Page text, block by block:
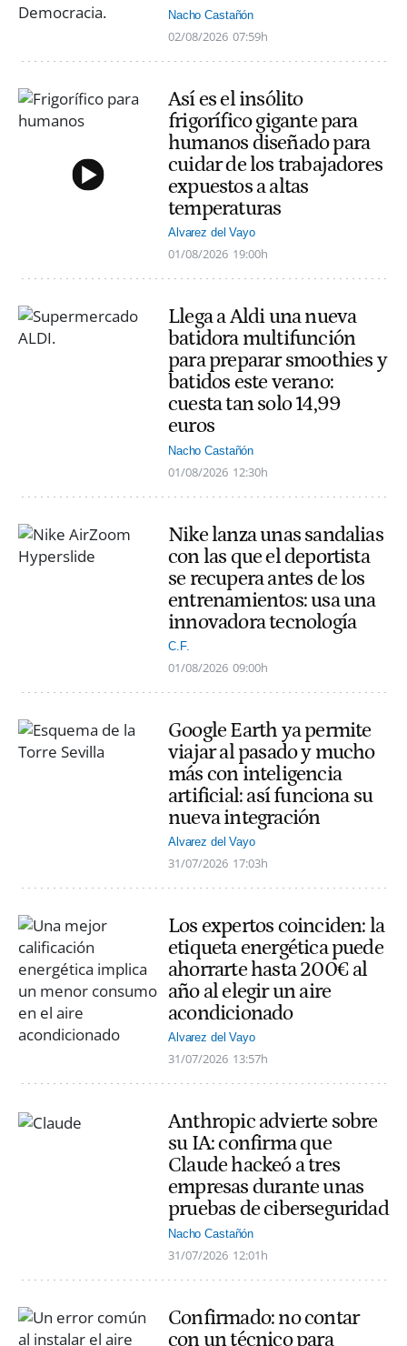
Nacho Castañón
02/08/2026 07:59h
Así es el insólito
frigorífico gigante para
humanos diseñado para
cuidar de los trabajadores
expuestos a altas
temperaturas
Alvarez del Vayo
01/08/2026 19:00h
Llega a Aldi una nueva
batidora multifunción
para preparar smoothies y
batidos este verano:
cuesta tan solo 14,99
euros
Nacho Castañón
01/08/2026 12:30h
Nike lanza unas sandalias
con las que el deportista
se recupera antes de los
entrenamientos: usa una
innovadora tecnología
C.F.
01/08/2026 09:00h
Google Earth ya permite
viajar al pasado y mucho
más con inteligencia
artificial: así funciona su
nueva integración
Alvarez del Vayo
31/07/2026 17:03h
Los expertos coinciden: la
etiqueta energética puede
ahorrarte hasta 200€ al
año al elegir un aire
acondicionado
Alvarez del Vayo
31/07/2026 13:57h
Anthropic advierte sobre
su IA: confirma que
Claude hackeó a tres
empresas durante unas
pruebas de ciberseguridad
Nacho Castañón
31/07/2026 12:01h
Confirmado: no contar
con un técnico para